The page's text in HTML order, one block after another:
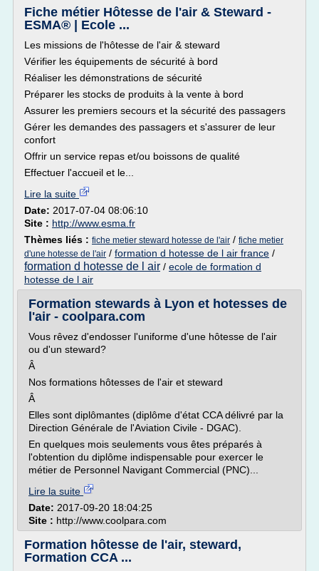
Fiche métier Hôtesse de l'air & Steward -
ESMA® | Ecole ...
Les missions de l'hôtesse de l'air & steward
Vérifier les équipements de sécurité à bord
Réaliser les démonstrations de sécurité
Préparer les stocks de produits à la vente à bord
Assurer les premiers secours et la sécurité des passagers
Gérer les demandes des passagers et s'assurer de leur
confort
Offrir un service repas et/ou boissons de qualité
Effectuer l'accueil et le...
Lire la suite
Date: 2017-07-04 08:06:10
Site : http://www.esma.fr
Thèmes liés : fiche metier steward hotesse de l'air / fiche metier
d'une hotesse de l'air / formation d hotesse de l air france /
formation d hotesse de l air / ecole de formation d
hotesse de l air
Formation stewards à Lyon et hotesses de
l'air - coolpara.com
Vous rêvez d'endosser l'uniforme d'une hôtesse de l'air
ou d'un steward?
Â
Nos formations hôtesses de l'air et steward
Â
Elles sont diplômantes (diplôme d'état CCA délivré par la
Direction Générale de l'Aviation Civile - DGAC).
En quelques mois seulements vous êtes préparés à
l'obtention du diplôme indispensable pour exercer le
métier de Personnel Navigant Commercial (PNC)...
Lire la suite
Date: 2017-09-20 18:04:25
Site : http://www.coolpara.com
Formation hôtesse de l'air, steward,
Formation CCA ...